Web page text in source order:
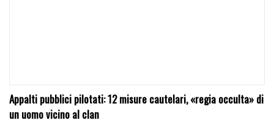
Appalti pubblici pilotati: 12 misure cautelari, «regia occulta» di
un uomo vicino al clan